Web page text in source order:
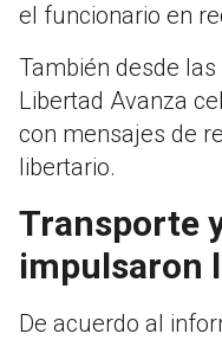
el funcionario en
También desde
Libertad Avanza
con mensajes de
libertario.
Transporte
impulsaron
De acuerdo al